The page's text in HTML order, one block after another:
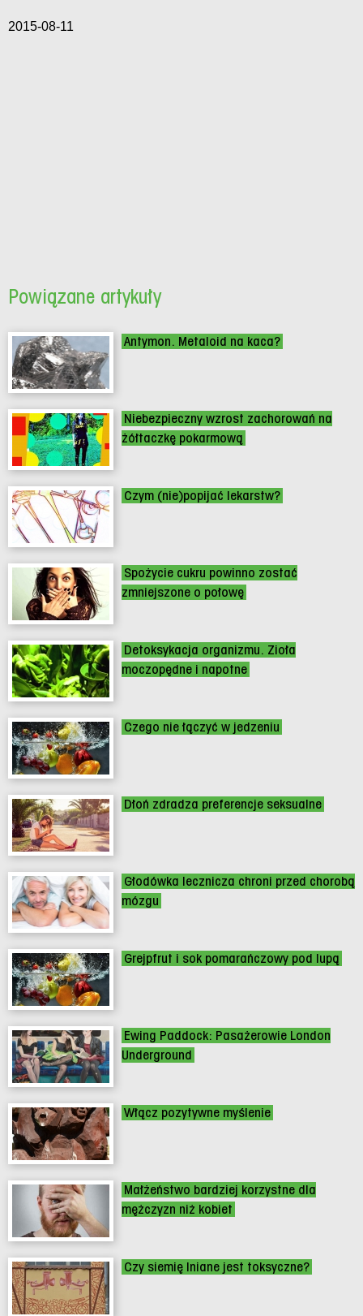
2015-08-11
Powiązane artykuły
Antymon. Metaloid na kaca?
Niebezpieczny wzrost zachorowań na
żółtaczkę pokarmową
Czym (nie)popijać lekarstw?
Spożycie cukru powinno zostać
zmniejszone o połowę
Detoksykacja organizmu. Zioła
moczopędne i napotne
Czego nie łączyć w jedzeniu
Dłoń zdradza preferencje seksualne
Głodówka lecznicza chroni przed chorobą
mózgu
Grejpfrut i sok pomarańczowy pod lupą
Ewing Paddock: Pasażerowie London
Underground
Włącz pozytywne myślenie
Małżeństwo bardziej korzystne dla
mężczyzn niż kobiet
Czy siemię lniane jest toksyczne?